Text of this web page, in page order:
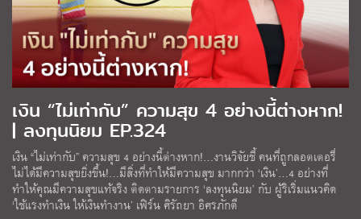
เงิน “ไม่เท่ากับ” ความสุข 4 อย่างนี้ต่างหาก!
| ลงทุนนิยม EP.324
เงิน “ไม่เท่ากับ” ความสุข 4 อย่างนี้ต่างหาก!…งานวิจัยชี้ คนที่ถูกลอตเตอรี่
ไม่ได้มีความสุขยิ่งขึ้น!…มีสิ่งที่ทำให้มีความสุข มากกว่า ‘เงิน’…4 อย่างที่
ทำให้คุณมีความสุขแท้จริง ติดตามรายการ ‘ลงทุนนิยม’ กับ ผู้ริเริ่มแนวคิด
‘ใช้แรงทำเงิน ให้เงินทำงาน’ เฟิร์น ศิรัถยา อิศรภักดี